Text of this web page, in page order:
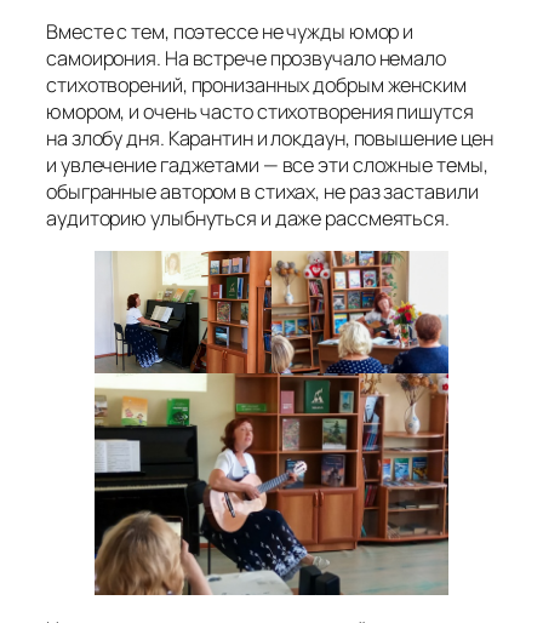
Вместе с тем, поэтессе не чужды юмор и
самоирония. На встрече прозвучало немало
стихотворений, пронизанных добрым женским
юмором, и очень часто стихотворения пишутся
на злобу дня. Карантин и локдаун, повышение цен
и увлечение гаджетами — все эти сложные темы,
обыгранные автором в стихах, не раз заставили
аудиторию улыбнуться и даже рассмеяться.